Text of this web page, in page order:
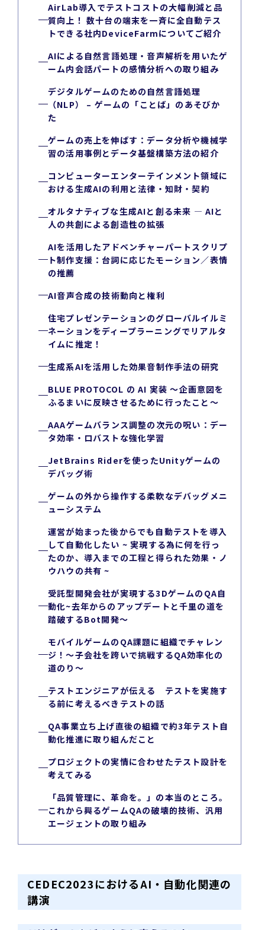
AirLab導入でテストコストの大幅削減と品
質向上！ 数十台の端末を一斉に全自動テス
トできる社内DeviceFarmについてご紹介
AIによる自然言語処理・音声解析を用いたゲ
ーム内会話パートの感情分析への取り組み
デジタルゲームのための自然言語処理
（NLP） – ゲームの「ことば」のあそびか
た
ゲームの売上を伸ばす：データ分析や機械学
習の活用事例とデータ基盤構築方法の紹介
コンピューターエンターテインメント領域に
おける生成AIの利用と法律・知財・契約
オルタナティブな生成AIと創る未来 — AIと
人の共創による創造性の拡張
AIを活用したアドベンチャーパートスクリプ
ト制作支援：台詞に応じたモーション／表情
の推薦
AI音声合成の技術動向と権利
住宅プレゼンテーションのグローバルイルミ
ネーションをディープラーニングでリアルタ
イムに推定！
生成系AIを活用した効果音制作手法の研究
BLUE PROTOCOL の AI 実装 ～企画意図を
ふるまいに反映させるために行ったこと～
AAAゲームバランス調整の次元の呪い：デー
タ効率・ロバストな強化学習
JetBrains Riderを使ったUnityゲームの
デバッグ術
ゲームの外から操作する柔軟なデバッグメニ
ューシステム
運営が始まった後からでも自動テストを導入
して自動化したい ~ 実現する為に何を行っ
たのか、導入までの工程と得られた効果・ノ
ウハウの共有 ~
受託型開発会社が実現する3DゲームのQA自
動化~去年からのアップデートと千里の道を
踏破するBot開発～
モバイルゲームのQA課題に組織でチャレン
ジ！〜子会社を跨いで挑戦するQA効率化の
道のり〜
テストエンジニアが伝える テストを実施す
る前に考えるべきテストの話
QA事業立ち上げ直後の組織で約3年テスト自
動化推進に取り組んだこと
プロジェクトの実情に合わせたテスト設計を
考えてみる
「品質管理に、革命を。」の本当のところ。
これから興るゲームQAの破壊的技術、汎用
エージェントの取り組み
CEDEC2023におけるAI・自動化関連の
講演